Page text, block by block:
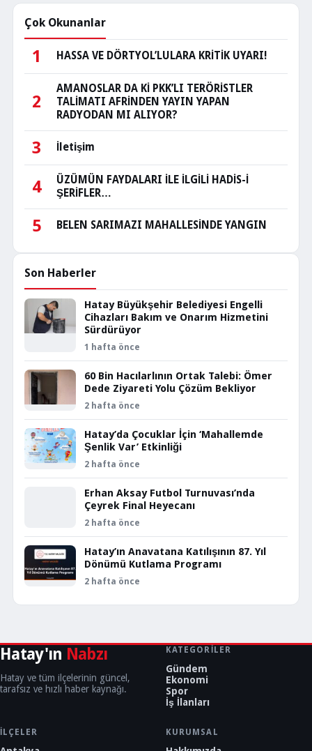
Çok Okunanlar
1 HASSA VE DÖRTYOL’LULARA KRİTİK UYARI!
2
AMANOSLAR DA Kİ PKK’LI TERÖRİSTLER
TALİMATI AFRİNDEN YAYIN YAPAN
RADYODAN MI ALIYOR?
3 İletişim
4
ÜZÜMÜN FAYDALARI İLE İLGİLİ HADİS-İ
ŞERİFLER…
5 BELEN SARIMAZI MAHALLESİNDE YANGIN
Son Haberler
Hatay Büyükşehir Belediyesi Engelli
Cihazları Bakım ve Onarım Hizmetini
Sürdürüyor
1 hafta önce
60 Bin Hacılarlının Ortak Talebi: Ömer
Dede Ziyareti Yolu Çözüm Bekliyor
2 hafta önce
Hatay’da Çocuklar İçin ‘Mahallemde
Şenlik Var’ Etkinliği
2 hafta önce
Erhan Aksay Futbol Turnuvası’nda
Çeyrek Final Heyecanı
2 hafta önce
Hatay’ın Anavatana Katılışının 87. Yıl
Dönümü Kutlama Programı
2 hafta önce
Hatay'ın Nabzı
Hatay ve tüm ilçelerinin güncel,
tarafsız ve hızlı haber kaynağı.
KATEGORILER
Gündem
Ekonomi
Spor
İş İlanları
İLÇELER KURUMSAL